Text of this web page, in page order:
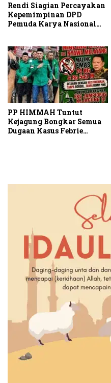
Rendi Siagian Percayakan
Kepemimpinan DPD
Pemuda Karya Nasional
PP HIMMAH Tuntut
Kejagung Bongkar Semua
Dugaan Kasus Febrie